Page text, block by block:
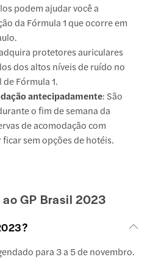
podem ajudar você a
da Fórmula 1 que ocorre em
protetores auriculares
dos altos níveis de ruído no
Fórmula 1.
antecipadamente: São
o fim de semana da
de acomodação com
sem opções de hotéis.
GP Brasil 2023
para 3 a 5 de novembro.